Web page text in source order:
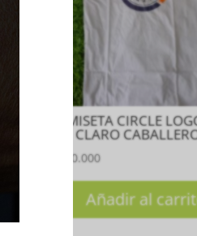
CAMISETA CIRCLE
CLARO
150.000
Añadir al